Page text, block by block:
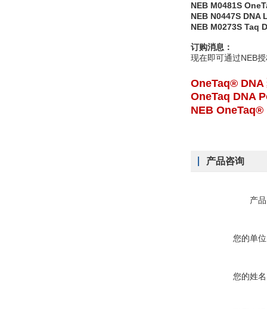
NEB M0481S
NEB N0447S DNA
NEB M0273S Taq
订购消息：
现在即可通过NEB
OneTaq®
OneTaq DNA
NEB OneTaq®
产品咨询
产
您的单
您的姓